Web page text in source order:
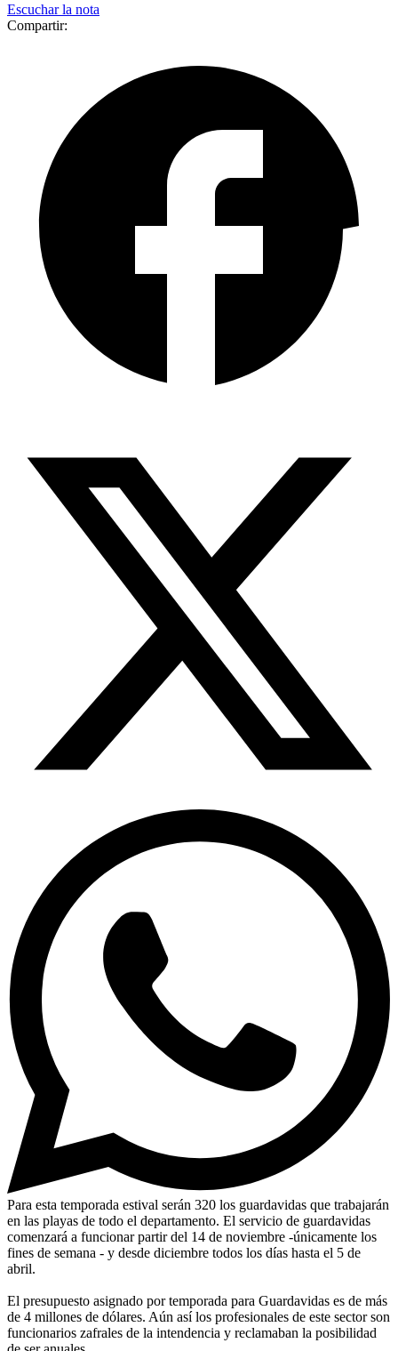
Escuchar la nota
Compartir:
Para esta temporada estival serán 320 los guardavidas que trabajarán
en las playas de todo el departamento. El servicio de guardavidas
comenzará a funcionar partir del 14 de noviembre -únicamente los
fines de semana - y desde diciembre todos los días hasta el 5 de
abril.
El presupuesto asignado por temporada para Guardavidas es de más
de 4 millones de dólares. Aún así los profesionales de este sector son
funcionarios zafrales de la intendencia y reclamaban la posibilidad